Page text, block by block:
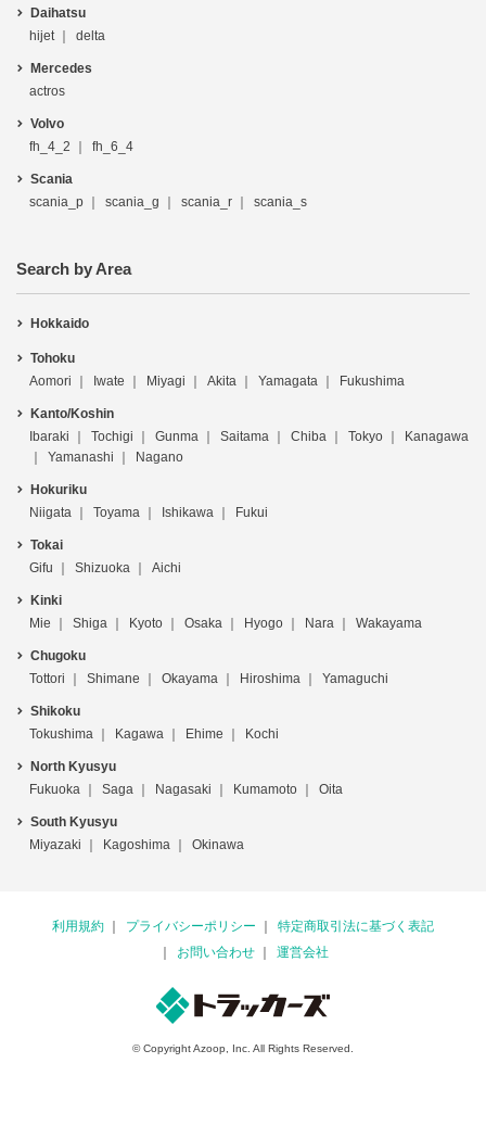
Daihatsu
hijet
delta
Mercedes
actros
Volvo
fh_4_2
fh_6_4
Scania
scania_p
scania_g scania_r scania_s
Search by Area
Hokkaido
Tohoku
Aomori
Iwate Miyagi Akita Yamagata Fukushima
Kanto/Koshin
Ibaraki
Tochigi Gunma Saitama Chiba Tokyo
Kanagawa
Yamanashi
Nagano
Hokuriku
Niigata
Toyama Ishikawa Fukui
Tokai
Gifu
Shizuoka Aichi
Kinki
Mie
Shiga Kyoto Osaka Hyogo Nara Wakayama
Chugoku
Tottori
Shimane Okayama Hiroshima Yamaguchi
Shikoku
Tokushima
Kagawa Ehime Kochi
North Kyusyu
Fukuoka
Saga Nagasaki Kumamoto Oita
South Kyusyu
Miyazaki
Kagoshima Okinawa
利用規約 プライバシーポリシー
特定商取引法に基づく表記
お問い合わせ
運営会社
© Copyright Azoop, Inc. All Rights Reserved.